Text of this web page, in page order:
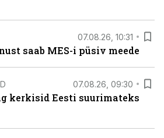
07.08.26, 10:31
saab MES-i püsiv meede
07.08.26, 09:30
kerkisid Eesti suurimateks